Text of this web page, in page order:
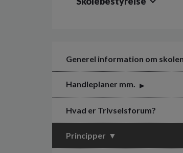
Generel information om skolen
Handleplaner mm.
Hvad er Trivselsforum?
Principper